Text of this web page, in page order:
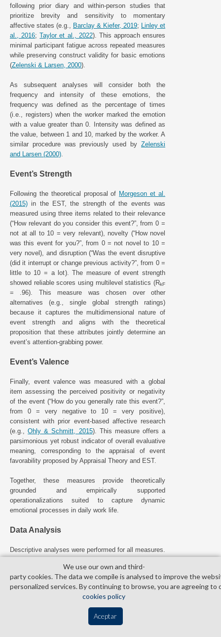
following prior diary and within-person studies that
prioritize brevity and sensitivity to momentary
affective states (e.g.,
Barclay & Kiefer, 2019;
Linley et
al., 2016;Taylor et al., 2022). This approach ensures
minimal participant fatigue across repeated measures
while preserving construct validity for basic emotions
(Zelenski & Larsen, 2000).
As subsequent analyses will consider both the
frequency and intensity of these emotions, the
frequency was defined as the percentage of times
(i.e., registers) when the worker marked the emotion
with a value greater than 0. Intensity was defined as
the value, between 1 and 10, marked by the worker. A
similar procedure was previously used by Zelenski
and Larsen (2000)
Event’s Strength
Following the theoretical proposal of Morgeson et al.
(2015) in the EST, the strength of the events was
measured using three items related to their relevance
(“How relevant do you consider this event?”, from 0 =
not at all to 10 = very relevant), novelty (“How novel
was this event for you?”, from 0 = not novel to 10 =
very novel), and disruption (“Was the event disruptive
(did it interrupt or change previous activity?”, from 0 =
little to 10 = a lot). The measure of event strength
showed reliable scores using multilevel statistics (RkF
= .96). This measure was chosen over other
alternatives (e.g., single global strength ratings)
because it captures the multidimensional nature of
event strength and aligns with the theoretical
proposition that these attributes jointly determine an
event’s attention-grabbing power.
Event’s Valence
Finally, event valence was measured with a global
item assessing the perceived positivity or negativity
of the event (“How do you generally rate this event?”,
from 0 = very negative to 10 = very positive),
consistent with prior event-based affective research
(e.g.,Ohly & Schmitt, 2015). This measure offers a
parsimonious yet robust indicator of overall evaluative
meaning, corresponding to the appraisal of event
favorability proposed by Appraisal Theory and EST.
Together, these measures provide theoretically
grounded and empirically supported
operationalizations suited to capture dynamic
emotional processes in daily work life.
Data Analysis
Descriptive analyses were performed for all measures.
within and between levels, among all measures. To
study the potential effect of events on emotions, as
well as the possible moderating role of gender in this
relationship, we used multilevel models (i.e., growth
modeling) following the steps proposed by
. As it is usual in these analyses,
We use our own and third­
party cookies. The data we compile is analysed to improve the
personalized services. By continuing to browse, you are agreeing to
cookies policy
Aceptar